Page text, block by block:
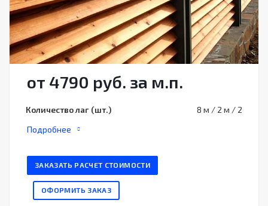
от 4790 руб. за м.п.
Количество лаг (шт.)
8 м / 2 м / 2
Подробнее
ЗАКАЗАТЬ РАСЧЕТ СТОИМОСТИ
ОФОРМИТЬ ЗАКАЗ